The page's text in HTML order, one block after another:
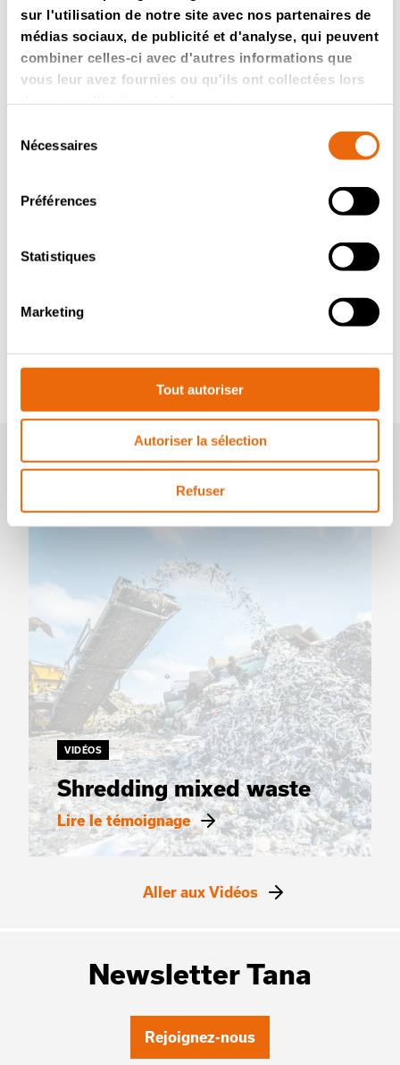
sur l'utilisation de notre site avec nos partenaires de
médias sociaux, de publicité et d'analyse, qui peuvent
combiner celles-ci avec d'autres informations que
vous leur avez fournies ou qu'ils ont collectées lors
duNécessaires
Préférences
Statistiques
Marketing
Tout autoriser
Autoriser la sélection
Refuser
l’utilisation de la machine. Le réglage de l’angle du
convoyeur (30° ± 10°) et l’absence de chaîne facilitent
les opérations de maintenance et fluidifient le passage
des matériaux.
Caractéristiques techniques
Vidéos
VIDÉOS
Shredding mixed waste
Lire le témoignage
Aller aux Vidéos
Newsletter Tana
Rejoignez-nous